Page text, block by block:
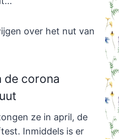
over het nut van
de corona
ze in april, de
Inmiddels is er